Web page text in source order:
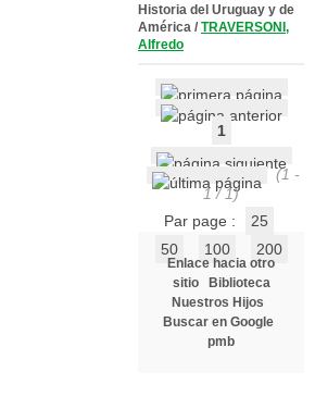
Historia del Uruguay y de
América / TRAVERSONI,
Alfredo
1
(1 -
1 / 1)
Par page :
25
50
100 200
Enlace hacia otro
sitio
Biblioteca
Nuestros Hijos
Buscar en Google
pmb